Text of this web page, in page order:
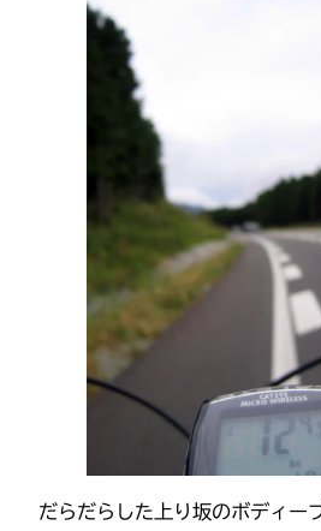
だらだらした上り坂のボディー